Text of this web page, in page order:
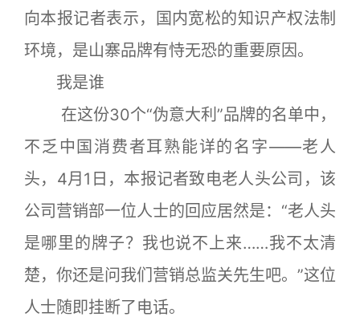
向本报记者表示，国内宽松的知识产权法制
环境，是山寨品牌有恃无恐的重要原因。
我是谁
在这份30个“伪意大利”品牌的名单中，
不乏中国消费者耳熟能详的名字——老人
头，4月1日，本报记者致电老人头公司，该
公司营销部一位人士的回应居然是：“老人头
是哪里的牌子？我也说不上来……我不太清
楚，你还是问我们营销总监关先生吧。”这位
人士随即挂断了电话。